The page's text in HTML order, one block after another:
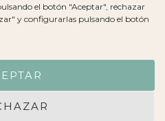
el botón "Aceptar", rechazar
y configurarlas pulsando el botón